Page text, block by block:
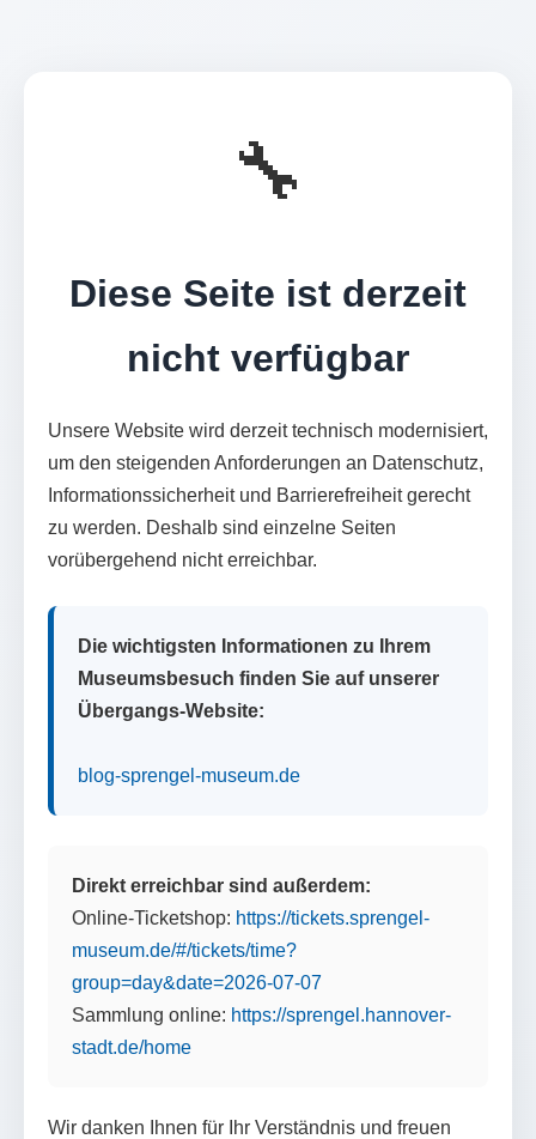
🔧
Diese Seite ist derzeit
nicht verfügbar
Unsere Website wird derzeit technisch modernisiert,
um den steigenden Anforderungen an Datenschutz,
Informationssicherheit und Barrierefreiheit gerecht
zu werden. Deshalb sind einzelne Seiten
vorübergehend nicht erreichbar.
Die wichtigsten Informationen zu Ihrem
Museumsbesuch finden Sie auf unserer
Übergangs-Website:
blog-sprengel-museum.de
Direkt erreichbar sind außerdem:
Online-Ticketshop: https://tickets.sprengel-
museum.de/#/tickets/time?
group=day&date=2026-07-07
Sammlung online: https://sprengel.hannover-
stadt.de/home
Wir danken Ihnen für Ihr Verständnis und freuen